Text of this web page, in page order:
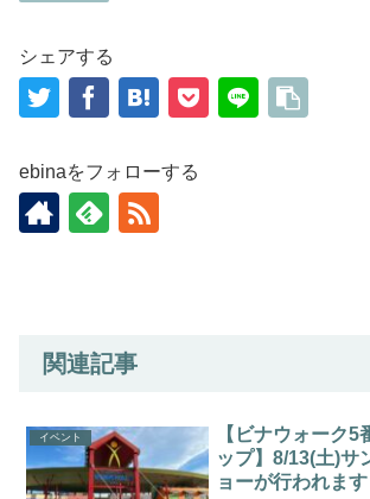
シェアする
ebinaをフォローする
関連記事
イベント
【ビナウォーク
ップ】8/13(土)サ
ョーが行われます